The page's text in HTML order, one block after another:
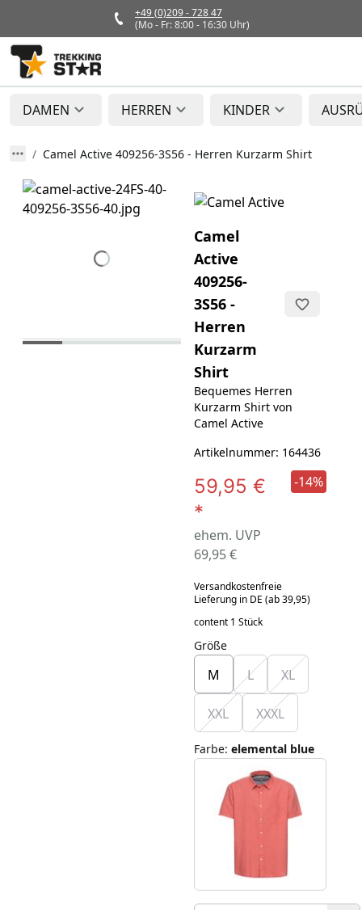
+49 (0)209 - 728 47
(Mo - Fr: 8:00 - 16:30 Uhr)
DAMEN HERREN KINDER
Camel Active 409256-3S56 - Herren Kurzarm Shirt
Camel
Active
409256-
3S56 -
Herren
Kurzarm
Shirt
Bequemes Herren
Kurzarm Shirt von
Camel Active
Artikelnummer: 164436
59,95 €
*
ehem. UVP
69,95 €
-14%
Versandkostenfreie
Lieferung in DE (ab 39,95)
content 1 Stück
Größe
M L XL
XXL XXXL
Farbe: elemental blue